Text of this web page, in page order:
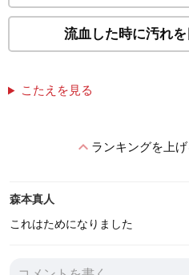
流血した時に汚れ
こたえを見る
expand_lessランキングを上げ
森本真人
これはためになりました